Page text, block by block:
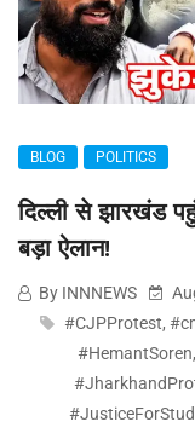
BLOG POLITICS
दिल्ली से झारखंड
बड़ा ऐलान!
By INNNEWS
#CJPProtest,
#HemantSoren,